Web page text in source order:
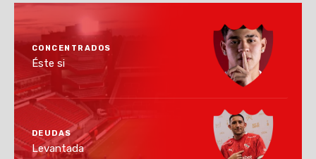
CONCENTRADOS
Éste si
DEUDAS
Levantada